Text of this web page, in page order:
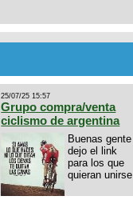
25/07/25 15:57
Grupo compra/venta
ciclismo de argentina
Buenas gente
dejo el link
para los que
quieran unirse